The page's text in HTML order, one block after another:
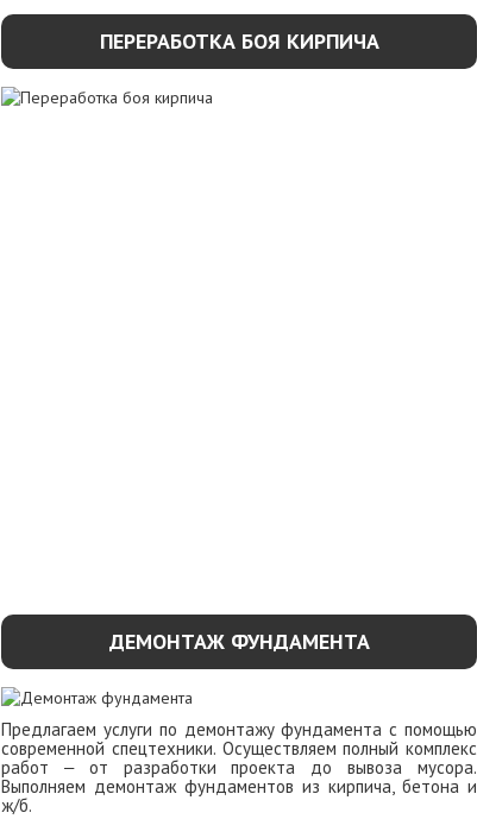
ПЕРЕРАБОТКА БОЯ КИРПИЧА
ДЕМОНТАЖ ФУНДАМЕНТА
Предлагаем услуги по демонтажу фундамента с помощью
современной спецтехники. Осуществляем полный комплекс
работ ‒ от разработки проекта до вывоза мусора.
Выполняем демонтаж фундаментов из кирпича, бетона и
ж/б.